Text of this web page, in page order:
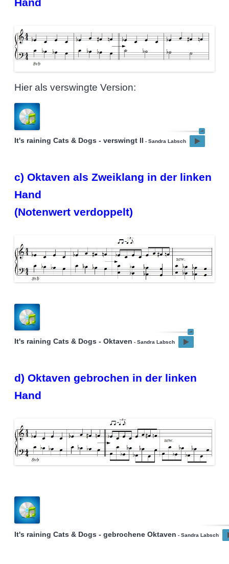
Hand
Hier als verswingte Version:
It's raining Cats & Dogs - verswingt II - Sandra Labsch
c) Oktaven als Zweiklang in der linken
Hand
(Notenwert verdoppelt)
It's raining Cats & Dogs - Oktaven - Sandra Labsch
d) Oktaven gebrochen in der linken
Hand
It's raining Cats & Dogs - gebrochene Oktaven - Sandra Labsch